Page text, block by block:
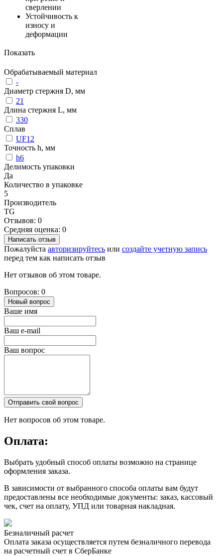
сверлении
Устойчивость к
износу и
деформации
Показать
Обрабатываемый материал
-
Диаметр стержня D, мм
21
Длина стержня L, мм
330
Сплав
UF12
Точность h, мм
h6
Делимость упаковки
Да
Количество в упаковке
5
Производитель
TG
Отзывов: 0
Средняя оценка: 0
Написать отзыв
Пожалуйста авторизируйтесь или создайте учетную запись
перед тем как написать отзыв
Нет отзывов об этом товаре.
Вопросов: 0
Новый вопрос
Ваше имя
Ваш e-mail
Ваш вопрос
Отправить свой вопрос
Нет вопросов об этом товаре.
Оплата:
Выбрать удобный способ оплаты возможно на странице
оформления заказа.
В зависимости от выбранного способа оплаты вам будут
предоставлены все необходимые документы: заказ, кассовый
чек, счет на оплату, УПД или товарная накладная.
Безналичный расчет
Оплата заказа осуществляется путем безналичного перевода
на расчетный счет в СберБанке